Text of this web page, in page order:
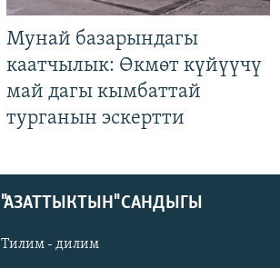
Мунай базарындагы
каатчылык: Өкмөт күйүүчү
май дагы кымбаттай
турганын эскертти
"АЗАТТЫКТЫН" САНДЫГЫ
Тилим - дилим